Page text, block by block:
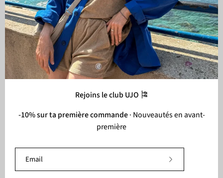
Rejoins le club UJO 🎏
-10% sur ta première commande· Nouveautés en avant-
première
Abonnez-
vous
Liens
Aide
Shop